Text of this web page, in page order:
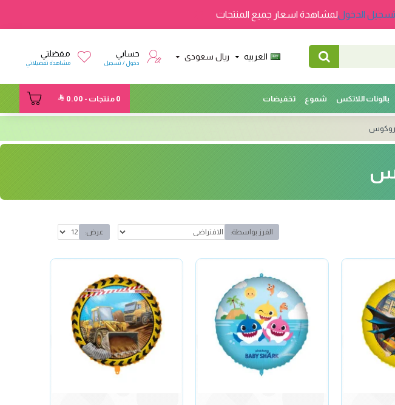
تسجيل الدخوللمشاهدة اسعار جميع المنتجات
العربيه ريال سعودى حسابي
دخول / تسجيل
مفضلتي
مشاهدة تفضيلاتي
بالونات اللاتكس شموع تخفيضات 0 منتجات - 0.00
الفرز بواسطة: عرض: